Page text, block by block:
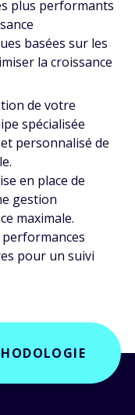
plus performants
basées sur les
la croissance
de votre
spécialisée
personnalisé de
en place de
gestion
maximale.
performances
pour un suivi